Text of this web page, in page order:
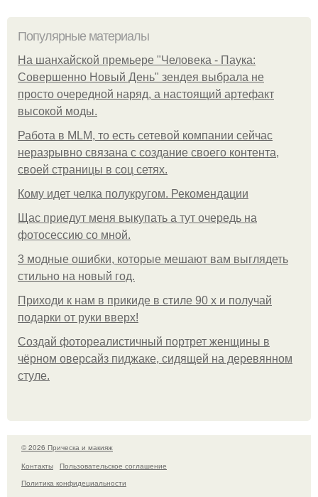
Популярные материалы
На шанхайской премьере "Человека - Паука:
Совершенно Новый День" зендея выбрала не
просто очередной наряд, а настоящий артефакт
высокой моды.
Работа в MLM, то есть сетевой компании сейчас
неразрывно связана с создание своего контента,
своей страницы в соц сетях.
Кому идет челка полукругом. Рекомендации
Щас приедут меня выкупать а тут очередь на
фотосессию со мной.
3 модные ошибки, которые мешают вам выглядеть
стильно на новый год.
Приходи к нам в прикиде в стиле 90 х и получай
подарки от руки вверх!
Создай фотореалистичный портрет женщины в
чёрном оверсайз пиджаке, сидящей на деревянном
стуле.
© 2026 Прическа и макияж
Контакты
Пользовательское соглашение
Политика конфидециальности